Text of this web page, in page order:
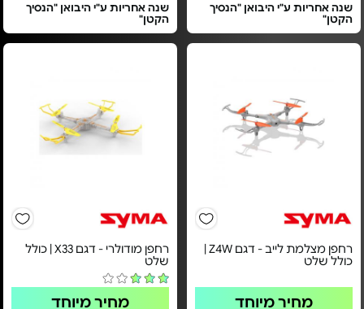
שנה אחריות ע"י היבואן "הנסיך
הקטן"
שנה אחריות ע"י היבואן "הנסיך
הקטן"
רחפן מצלמת לייב - דגם Z4W |
כולל שלט
מחיר מיוחד
רחפן מודולרי - דגם X33 | כולל
שלט
מחיר מיוחד